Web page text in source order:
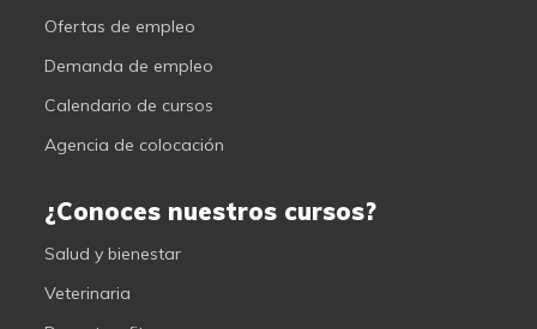
Ofertas de empleo
Demanda de empleo
Calendario de cursos
Agencia de colocación
¿Conoces nuestros cursos?
Salud y bienestar
Veterinaria